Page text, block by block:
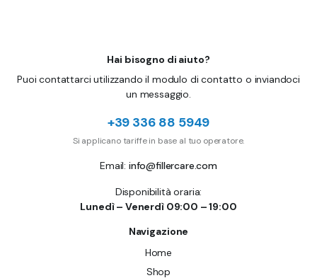
Hai bisogno di aiuto?
Puoi contattarci utilizzando il modulo di contatto o inviandoci
un messaggio.
+39 336 88 5949
Si applicano tariffe in base al tuo operatore.
Email: info@fillercare.com
Disponibilità oraria:
Lunedì – Venerdì 09:00 – 19:00
Navigazione
Home
Shop